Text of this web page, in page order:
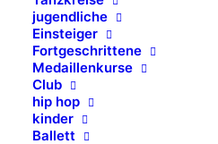
jugendliche
Einsteiger
Fortgeschrittene
Medaillenkurse
Club
hip hop
kinder
Ballett
Mit unserem Kursfinder
passende Angebot.